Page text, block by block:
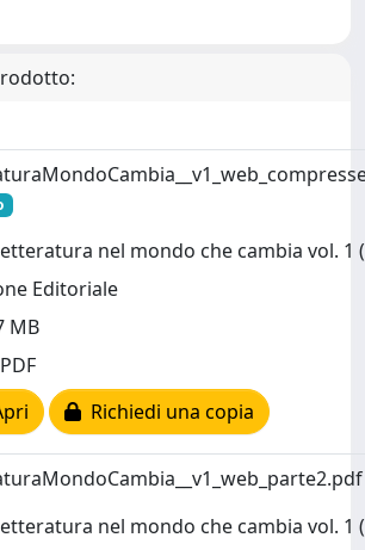
nel mondo che cambia vol. 1
Editoriale
MB
Richiedi una copia
nel mondo che cambia vol. 1